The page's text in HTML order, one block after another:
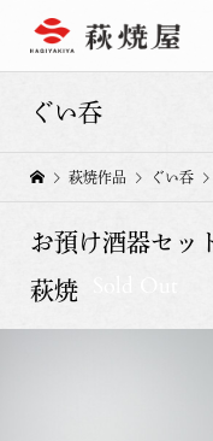
ぐい呑
萩焼作品 ぐい呑
お預け酒器セッ
萩焼